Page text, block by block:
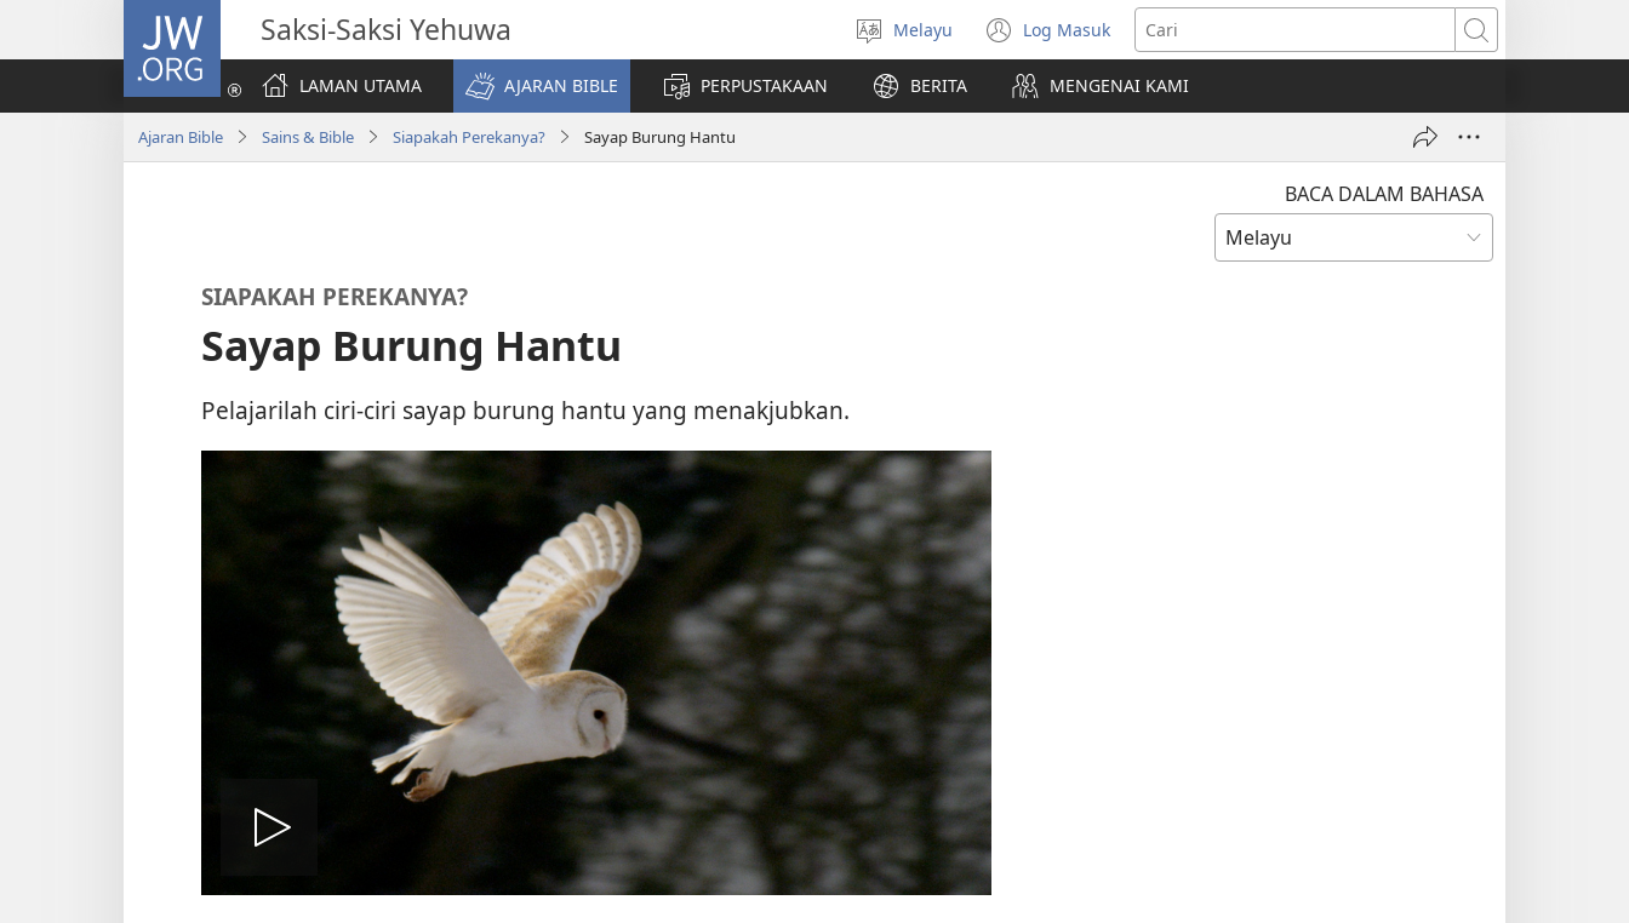
JW.ORG Saksi-Saksi Yehuwa
Pilih
Bahasa
Melayu Log Masuk
(membuka
tetingkap
baharu)
Cari
LAMAN UTAMA
AJARAN BIBLE PERPUSTAKAAN BERITA MENGENAI KAMI
Ajaran Bible Sains & Bible Siapakah Perekanya? Sayap Burung Hantu
BACA DALAM BAHASA
SIAPAKAH PEREKANYA?
Sayap Burung Hantu
Pelajarilah ciri-ciri sayap burung hantu yang menakjubkan.
Mainkan